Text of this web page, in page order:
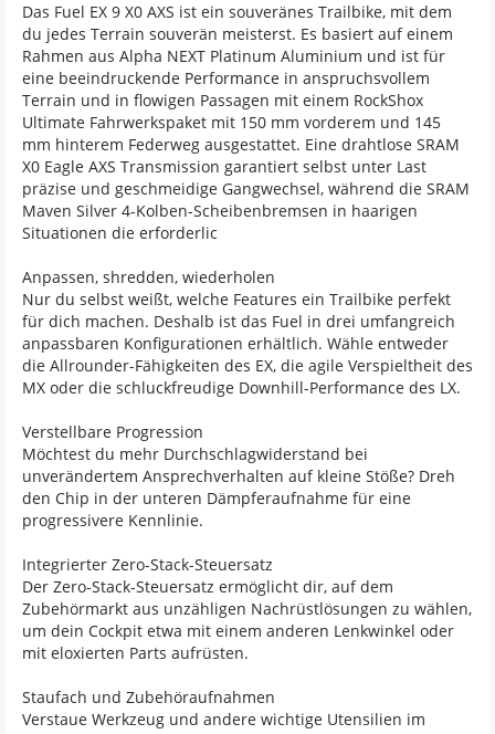
Das Fuel EX 9 X0 AXS ist ein souveränes Trailbike, mit dem
du jedes Terrain souverän meisterst. Es basiert auf einem
Rahmen aus Alpha NEXT Platinum Aluminium und ist für
eine beeindruckende Performance in anspruchsvollem
Terrain und in flowigen Passagen mit einem RockShox
Ultimate Fahrwerkspaket mit 150 mm vorderem und 145
mm hinterem Federweg ausgestattet. Eine drahtlose SRAM
X0 Eagle AXS Transmission garantiert selbst unter Last
präzise und geschmeidige Gangwechsel, während die SRAM
Maven Silver 4-Kolben-Scheibenbremsen in haarigen
Situationen die erforderlic
Anpassen, shredden, wiederholen
Nur du selbst weißt, welche Features ein Trailbike perfekt
für dich machen. Deshalb ist das Fuel in drei umfangreich
anpassbaren Konfigurationen erhältlich. Wähle entweder
die Allrounder-Fähigkeiten des EX, die agile Verspieltheit des
MX oder die schluckfreudige Downhill-Performance des LX.
Verstellbare Progression
Möchtest du mehr Durchschlagwiderstand bei
unverändertem Ansprechverhalten auf kleine Stöße? Dreh
den Chip in der unteren Dämpferaufnahme für eine
progressivere Kennlinie.
Integrierter Zero-Stack-Steuersatz
Der Zero-Stack-Steuersatz ermöglicht dir, auf dem
Zubehörmarkt aus unzähligen Nachrüstlösungen zu wählen,
um dein Cockpit etwa mit einem anderen Lenkwinkel oder
mit eloxierten Parts aufrüsten.
Staufach und Zubehöraufnahmen
Verstaue Werkzeug und andere wichtige Utensilien im